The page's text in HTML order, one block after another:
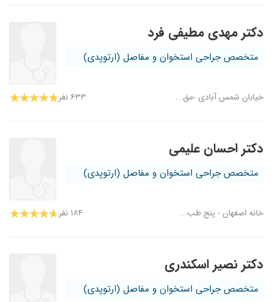
دکتر مهدی مطیفی فرد
متخصص جراحی استخوان و مفاصل (ارتوپدی)
خیابان شمس آبادی -مق... ۶۳۳ نفر
دکتر احسان علیمی
متخصص جراحی استخوان و مفاصل (ارتوپدی)
خانه اصفهان - پنج طب... ۱۸۴ نفر
دکتر نصیر اسکندری
متخصص جراحی استخوان و مفاصل (ارتوپدی)